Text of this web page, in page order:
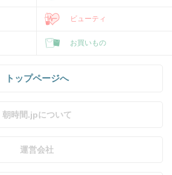
ビューティ
お買いもの
トップページへ
朝時間.jpについて
運営会社